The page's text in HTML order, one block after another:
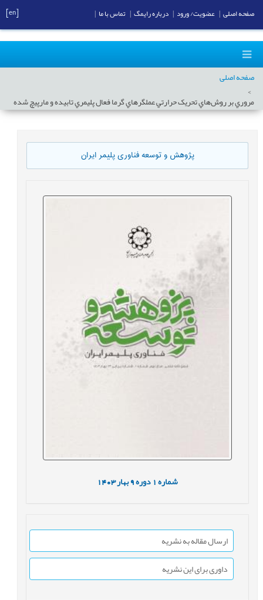
صفحه اصلی
مروري بر روش‌هاي تحريک حرارتي عملگرهاي گرما فعال پليمري تابيده و مارپيچ شده
پژوهش و توسعه فناوری پلیمر ایران
شماره1 دوره9 بهار1403
ارسال مقاله به نشریه
داوری برای این نشریه
صفحه اصلی عضویت/ ورود درباره رایمگ تماس با ما